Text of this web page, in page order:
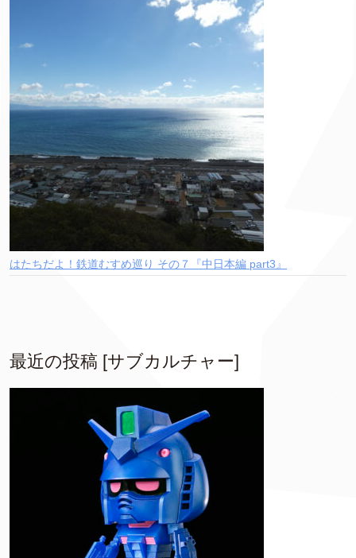
はたちだよ！鉄道むすめ巡り その７『中日本編 part3』
最近の投稿 [サブカルチャー]